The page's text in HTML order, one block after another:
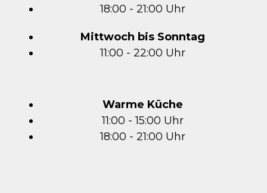
18:00 - 21:00 Uhr
Mittwoch bis Sonntag
11:00 - 22:00 Uhr
Warme Küche
11:00 - 15:00 Uhr
18:00 - 21:00 Uhr